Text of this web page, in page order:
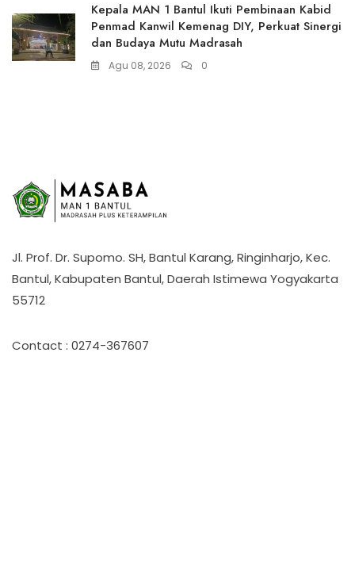
Kepala MAN 1 Bantul Ikuti Pembinaan Kabid
Penmad Kanwil Kemenag DIY, Perkuat Sinergi
dan Budaya Mutu Madrasah
Agu 08, 2026 0
Jl. Prof. Dr. Supomo. SH, Bantul Karang, Ringinharjo, Kec.
Bantul, Kabupaten Bantul, Daerah Istimewa Yogyakarta
55712
Contact : 0274-367607